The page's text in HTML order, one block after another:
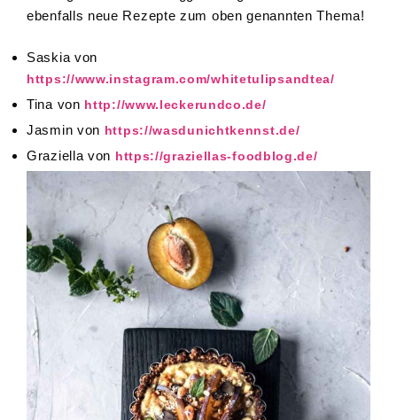
ebenfalls neue Rezepte zum oben genannten Thema!
Saskia von
https://www.instagram.com/whitetulipsandtea/
Tina von http://www.leckerundco.de/
Jasmin von https://wasdunichtkennst.de/
Graziella von https://graziellas-foodblog.de/